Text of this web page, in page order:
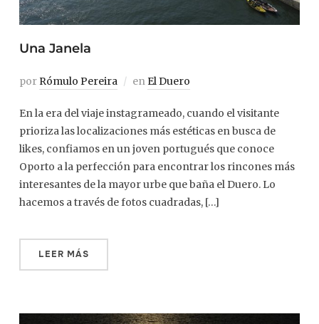
Una Janela
por Rómulo Pereira en El Duero
En la era del viaje instagrameado, cuando el visitante
prioriza las localizaciones más estéticas en busca de
likes, confiamos en un joven portugués que conoce
Oporto a la perfección para encontrar los rincones más
interesantes de la mayor urbe que baña el Duero. Lo
hacemos a través de fotos cuadradas, […]
LEER MÁS